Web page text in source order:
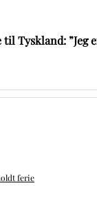
Tyskland: ”Jeg
ferie